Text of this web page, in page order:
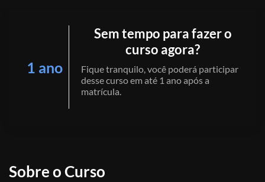
1 ano
Sem tempo para fazer o
curso agora?
Fique tranquilo, você poderá participar
desse curso em até 1 ano após a
matrícula.
Sobre o Curso